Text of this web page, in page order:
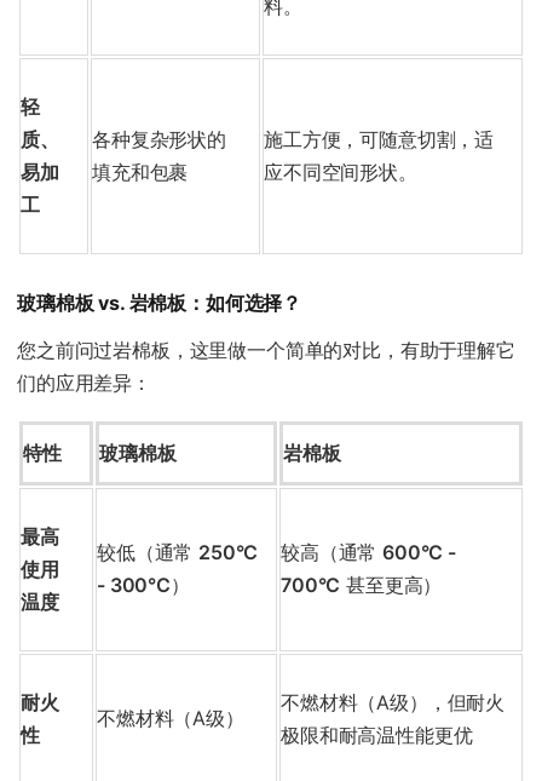
料。
轻
质、
易加
工
各种复杂形状的
填充和包裹
施工方便，可随意切割，适
应不同空间形状。
玻璃棉板 vs. 岩棉板：如何选择？
您之前问过岩棉板，这里做一个简单的对比，有助于理解它
们的应用差异：
特性 玻璃棉板 岩棉板
最高
使用
温度
较低（通常 250°C
- 300°C）
较高（通常600°C -
700°C 甚至更高）
耐火
性
不燃材料（A级）
不燃材料（A级），但耐火
极限和耐高温性能更优